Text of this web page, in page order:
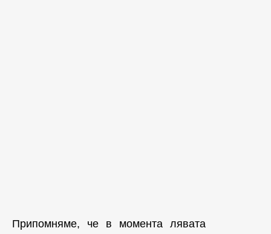
Припомняме, че в момента лявата